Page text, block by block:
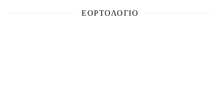
ΕΟΡΤΟΛΌΓΙΟ